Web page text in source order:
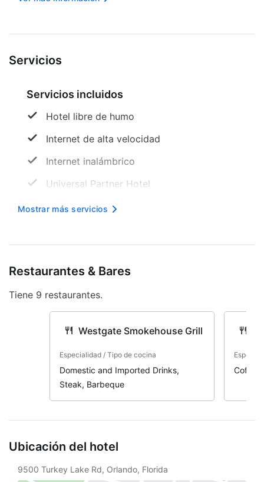
Servicios
Servicios incluidos
Hotel libre de humo
Internet de alta velocidad
Internet inalámbrico
Universal Partner Hotel
Basquetbol
Golfito
Juegos de mesa
Voleibol
Baño de vapor
Chapoteadero
Jacuzzi
Mostrar más servicios
Restaurantes & Bares
Tiene 9 restaurantes.
Westgate Smokehouse Grill
Especialidad / Tipo de cocina
Domestic and Imported Drinks,
Steak, Barbeque
Coffee,
Ubicación del hotel
9500 Turkey Lake Rd, Orlando, Florida